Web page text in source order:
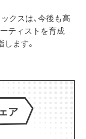
クスは、今後も高
ティストを育成
ます。
ア